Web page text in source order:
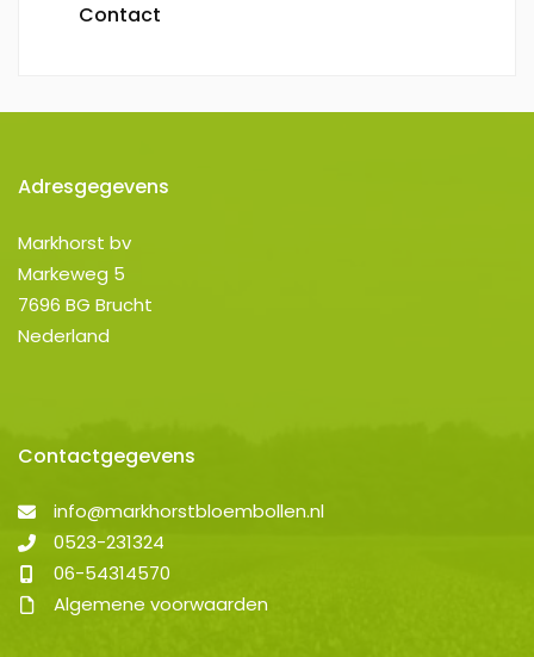
Contact
Adresgegevens
Markhorst bv
Markeweg 5
7696 BG Brucht
Nederland
Contactgegevens
info@markhorstbloembollen.nl
0523-231324
06-54314570
Algemene voorwaarden